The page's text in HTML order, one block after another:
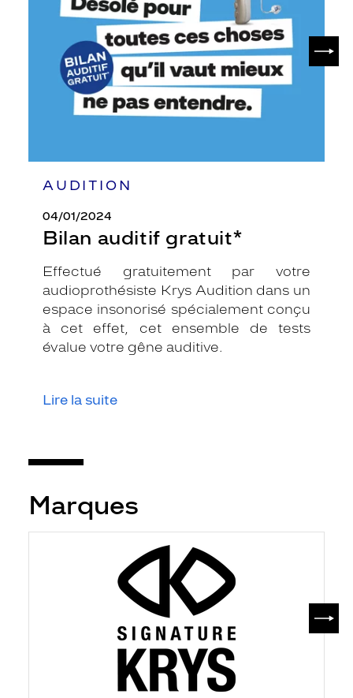
AUDITION
04/01/2024
Bilan auditif gratuit*
Effectué gratuitement par votre
audioprothésiste Krys Audition dans un
espace insonorisé spécialement conçu
à cet effet, cet ensemble de tests
évalue votre gêne auditive.
Lire la suite
Marques